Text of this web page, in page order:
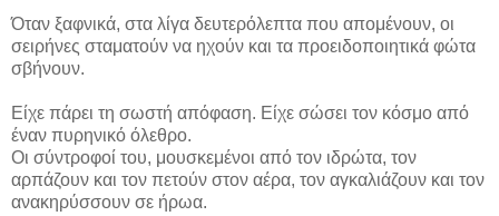
Όταν ξαφνικά, στα λίγα δευτερόλεπτα που απομένουν, οι
σειρήνες σταματούν να ηχούν και τα προειδοποιητικά φώτα
σβήνουν.
Είχε πάρει τη σωστή απόφαση. Είχε σώσει τον κόσμο από
έναν πυρηνικό όλεθρο.
Οι σύντροφοί του, μουσκεμένοι από τον ιδρώτα, τον
αρπάζουν και τον πετούν στον αέρα, τον αγκαλιάζουν και τον
ανακηρύσσουν σε ήρωα.